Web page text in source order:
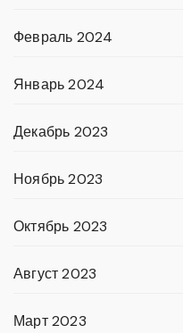
Февраль 2024
Январь 2024
Декабрь 2023
Ноябрь 2023
Октябрь 2023
Август 2023
Март 2023